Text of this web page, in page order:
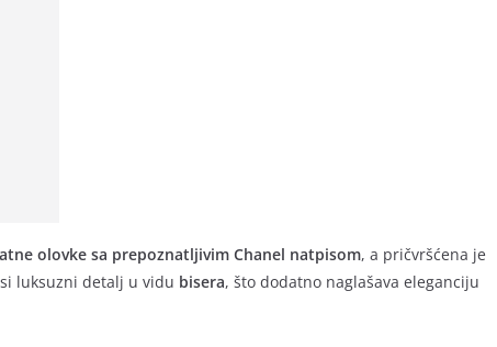
olovke sa prepoznatljivim Chanel natpisom, a pričvršćena je
luksuzni detalj u vidu bisera, što dodatno naglašava eleganciju